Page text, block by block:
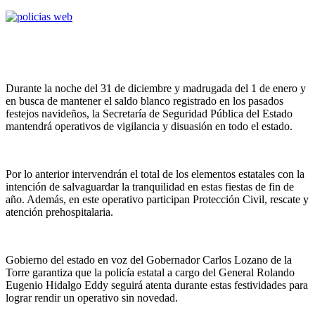
Durante la noche del 31 de diciembre y madrugada del 1 de enero y
en busca de mantener el saldo blanco registrado en los pasados
festejos navideños, la Secretaría de Seguridad Pública del Estado
mantendrá operativos de vigilancia y disuasión en todo el estado.
Por lo anterior intervendrán el total de los elementos estatales con la
intención de salvaguardar la tranquilidad en estas fiestas de fin de
año. Además, en este operativo participan Protección Civil, rescate y
atención prehospitalaria.
Gobierno del estado en voz del Gobernador Carlos Lozano de la
Torre garantiza que la policía estatal a cargo del General Rolando
Eugenio Hidalgo Eddy seguirá atenta durante estas festividades para
lograr rendir un operativo sin novedad.